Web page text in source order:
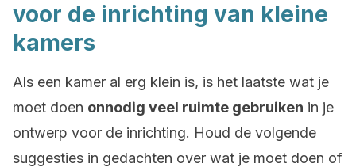
voor de inrichting van kleine
kamers
Als een kamer al erg klein is, is het laatste wat je
moet doen onnodig veel ruimte gebruiken in je
ontwerp voor de inrichting. Houd de volgende
suggesties in gedachten over wat je moet doen of